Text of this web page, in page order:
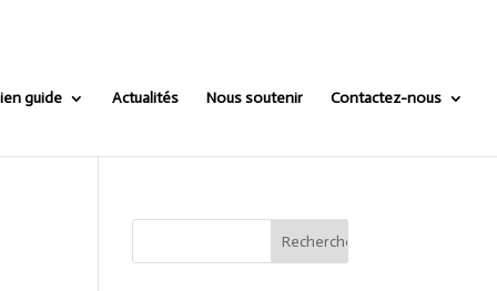
guide Actualités Nous soutenir Contactez-nous